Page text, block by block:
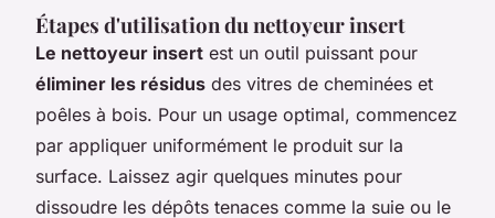
Étapes d'utilisation du nettoyeur insert
Le nettoyeur insert est un outil puissant pour
éliminer les résidus des vitres de cheminées et
poêles à bois. Pour un usage optimal, commencez
par appliquer uniformément le produit sur la
surface. Laissez agir quelques minutes pour
dissoudre les dépôts tenaces comme la suie ou le